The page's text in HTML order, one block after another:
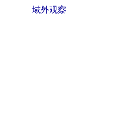
域外观察